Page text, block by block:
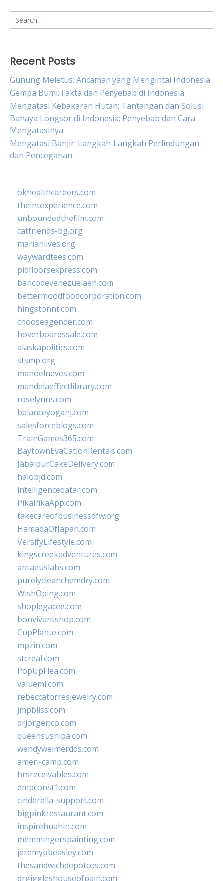
Search
for:
Recent Posts
Gunung Meletus: Ancaman yang Mengintai Indonesia
Gempa Bumi: Fakta dan Penyebab di Indonesia
Mengatasi Kebakaran Hutan: Tantangan dan Solusi
Bahaya Longsor di Indonesia: Penyebab dan Cara
Mengatasinya
Mengatasi Banjir: Langkah-Langkah Perlindungan
dan Pencegahan
okhealthcareers.com
theintexperience.com
unboundedthefilm.com
catfriends-bg.org
marianlives.org
waywardtees.com
pidfloorsexpress.com
bancodevenezuelaen.com
bettermoodfoodcorporation.com
hingstonnt.com
chooseagender.com
hoverboardssale.com
alaskapolitics.com
stsmp.org
manoelneves.com
mandelaeffectlibrary.com
roselynns.com
balanceyoganj.com
salesforceblogs.com
TrainGames365.com
BaytownEvaCationRentals.com
JabalpurCakeDelivery.com
halobjd.com
intelligenceqatar.com
PikaPikaApp.com
takecareofbusinessdfw.org
HamadaOfJapan.com
VersifyLifestyle.com
kingscreekadventures.com
antaeuslabs.com
purelycleanchemdry.com
WishOping.com
shoplegacee.com
bonvivantshop.com
CupPlante.com
mpzin.com
stcreal.com
PopUpFlea.com
valueml.com
rebeccatorresjewelry.com
jmpbliss.com
drjorgerico.com
queensushipa.com
wendyweimerdds.com
ameri-camp.com
hrsreceivables.com
empconst1.com
cinderella-support.com
bigpinkrestaurant.com
inspirehuahin.com
memmingerspainting.com
jeremypbeasley.com
thesandwichdepotcos.com
drgiggleshouseofpain.com